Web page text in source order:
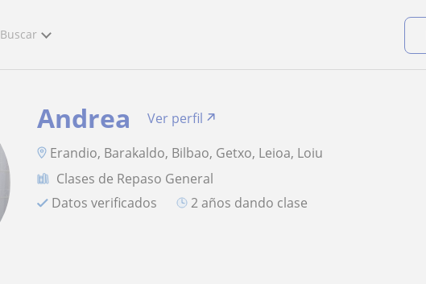
Buscar
Andrea
Ver perfil
Erandio, Barakaldo, Bilbao, Getxo, Leioa, Loiu
Clases de Repaso General
Datos verificados
2 años dando clase